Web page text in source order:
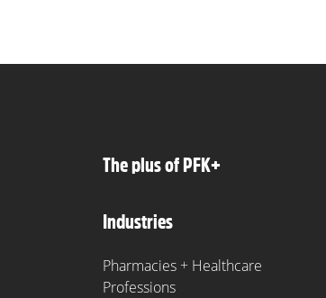
The plus of PFK+
Industries
Pharmacies + Healthcare
Professions